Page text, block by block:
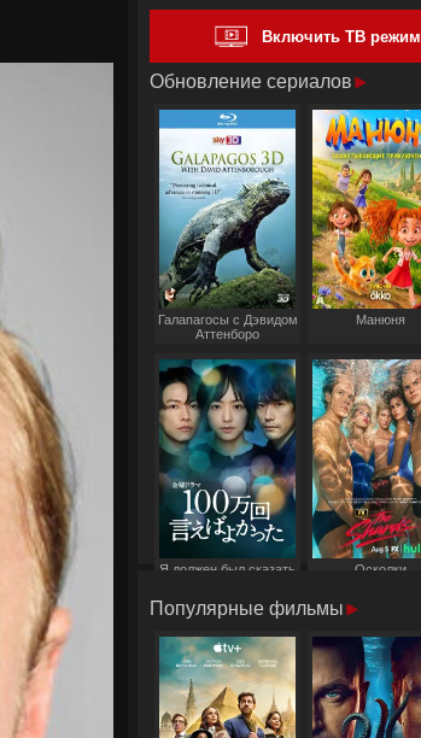
Включить ТВ режим
Обновление сериалов
Галапагосы с Дэвидом
Аттенборо
Манюня
Я должен был сказать
Осколки
Популярные фильмы